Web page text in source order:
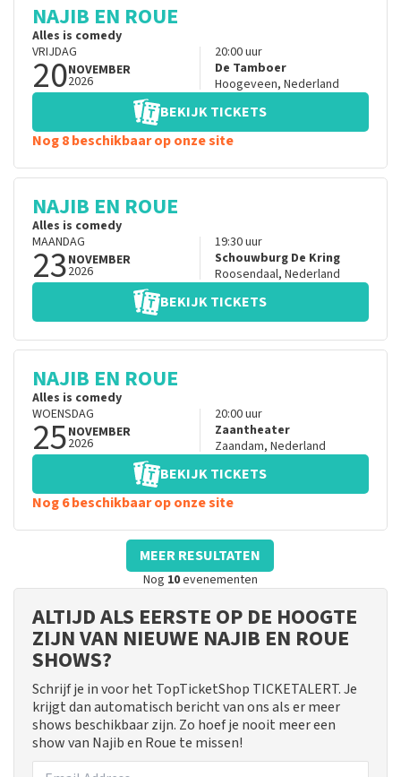
NAJIB EN ROUE
Alles is comedy
VRIJDAG
20NOVEMBER
2026
20:00uur
De Tamboer
Hoogeveen, Nederland
BEKIJK TICKETS
Nog 8 beschikbaar op onze site
NAJIB EN ROUE
Alles is comedy
MAANDAG
23NOVEMBER
2026
19:30uur
Schouwburg De Kring
Roosendaal, Nederland
BEKIJK TICKETS
NAJIB EN ROUE
Alles is comedy
WOENSDAG
25NOVEMBER
2026
20:00uur
Zaantheater
Zaandam, Nederland
BEKIJK TICKETS
Nog 6 beschikbaar op onze site
MEER RESULTATEN
Nog 10evenementen
ALTIJD ALS EERSTE OP DE HOOGTE
ZIJN VAN NIEUWE NAJIB EN ROUE
SHOWS?
Schrijf je in voor het TopTicketShop TICKETALERT. Je
krijgt dan automatisch bericht van ons als er meer
shows beschikbaar zijn. Zo hoef je nooit meer een
show van Najib en Roue te missen!